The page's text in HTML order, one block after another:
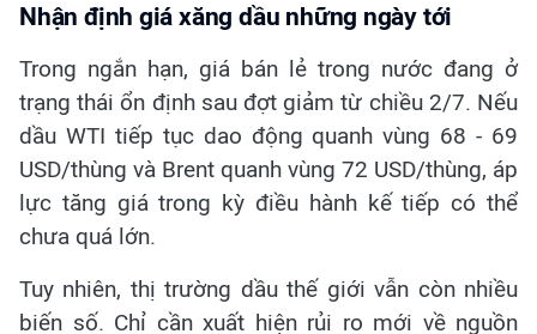
Nhận định giá xăng dầu những ngày tới
Trong ngắn hạn, giá bán lẻ trong nước đang ở
trạng thái ổn định sau đợt giảm từ chiều 2/7. Nếu
dầu WTI tiếp tục dao động quanh vùng 68 - 69
USD/thùng và Brent quanh vùng 72 USD/thùng, áp
lực tăng giá trong kỳ điều hành kế tiếp có thể
chưa quá lớn.
Tuy nhiên, thị trường dầu thế giới vẫn còn nhiều
biến số. Chỉ cần xuất hiện rủi ro mới về nguồn